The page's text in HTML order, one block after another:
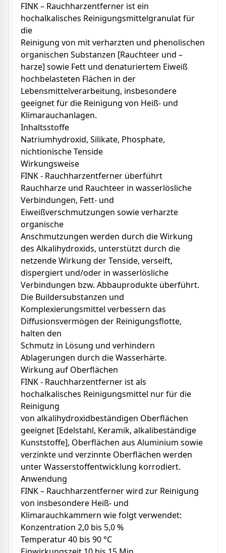
FINK – Rauchharzentferner ist ein
hochalkalisches Reinigungsmittelgranulat für
die
Reinigung von mit verharzten und phenolischen
organischen Substanzen [Rauchteer und –
harze] sowie Fett und denaturiertem Eiweiß
hochbelasteten Flächen in der
Lebensmittelverarbeitung, insbesondere
geeignet für die Reinigung von Heiß- und
Klimarauchanlagen.
Inhaltsstoffe
Natriumhydroxid, Silikate, Phosphate,
nichtionische Tenside
Wirkungsweise
FINK - Rauchharzentferner überführt
Rauchharze und Rauchteer in wasserlösliche
Verbindungen, Fett- und
Eiweißverschmutzungen sowie verharzte
organische
Anschmutzungen werden durch die Wirkung
des Alkalihydroxids, unterstützt durch die
netzende Wirkung der Tenside, verseift,
dispergiert und/oder in wasserlösliche
Verbindungen bzw. Abbauprodukte überführt.
Die Buildersubstanzen und
Komplexierungsmittel verbessern das
Diffusionsvermögen der Reinigungsflotte,
halten den
Schmutz in Lösung und verhindern
Ablagerungen durch die Wasserhärte.
Wirkung auf Oberflächen
FINK - Rauchharzentferner ist als
hochalkalisches Reinigungsmittel nur für die
Reinigung
von alkalihydroxidbeständigen Oberflächen
geeignet [Edelstahl, Keramik, alkalibeständige
Kunststoffe], Oberflächen aus Aluminium sowie
verzinkte und verzinnte Oberflächen werden
unter Wasserstoffentwicklung korrodiert.
Anwendung
FINK – Rauchharzentferner wird zur Reinigung
von insbesondere Heiß- und
Klimarauchkammern wie folgt verwendet:
Konzentration 2,0 bis 5,0 %
Temperatur 40 bis 90 °C